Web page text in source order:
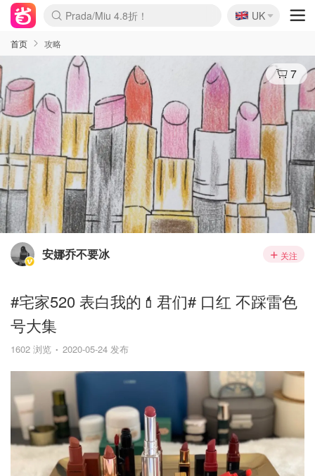
Prada/Miu 4.8折！
🇬🇧
UK
首页 攻略
7
安娜乔不要冰 关注
#宅家520 表白我的💄君们# 口红 不踩雷色
号大集
1602 浏览 2020-05-24 发布